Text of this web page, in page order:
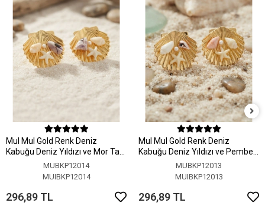
MuI MuI Gold Renk Deniz
Kabuğu Deniz Yıldızı ve Mor Taş
Detaylı KüpeMUBKP12014
MUIBKP12014
296,89 TL
MuI MuI Gold Renk Deniz
Kabuğu Deniz Yıldızı ve Pembe
Taş Detaylı Küpe
MUBKP12013
MUIBKP12013
296,89 TL